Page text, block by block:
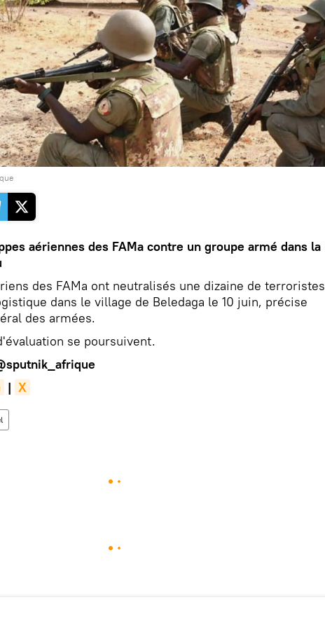
aériennes des FAMa contre un groupe armé dans la
des FAMa ont neutralisés une dizaine de terroristes
dans le village de Beledaga le 10 juin, précise
des armées.
se poursuivent.
| X